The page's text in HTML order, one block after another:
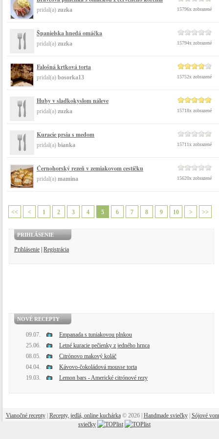
pridal(a) zuzka 15796x zobrazené
Španielska hnedá omáčka
pridal(a) zuzka 15794x zobrazené
Falošná krtková torta
pridal(a) bosorka13 15752x zobrazené
Huby v sladkokyslom náleve
pridal(a) zuzka 15718x zobrazené
Kuracie prsia s medom
pridal(a) bianka 15711x zobrazené
​Ćernohorský rezeň v zemiakovom cestíčku
pridal(a) mamina 15620x zobrazené
<< < 1 2 3 4 5 6 7 8 9 10 > >>
PRIHLÁSENIE
Prihlásenie Registrácia
NOVÉ RECEPTY
09.07.
Empanada s tuniakovou plnkou
25.06.
Letné kuracie pečienky z jedného hrnca
08.05.
Citrónovo makový koláč
04.04.
Kávovo-čokoládová mousse torta
19.03.
Lemon bars - Americké citrónové rezy
Vianočné recepty| Recepty, jedlá, online kuchárka© 2026 | Handmade sviečky| Sójové
sviečky